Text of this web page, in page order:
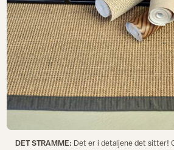
DET STRAMME: Det er i detaljene det sitter!